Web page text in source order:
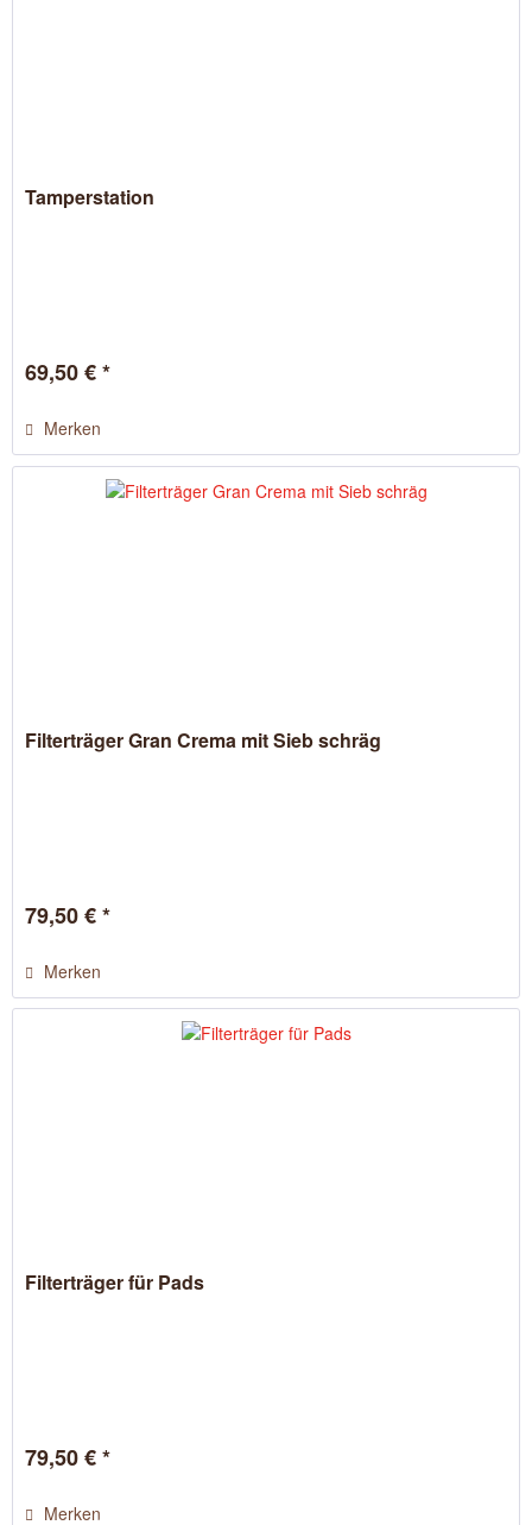
Tamperstation
69,50 € *
Merken
Filterträger Gran Crema mit Sieb schräg
79,50 € *
Merken
Filterträger für Pads
79,50 € *
Merken